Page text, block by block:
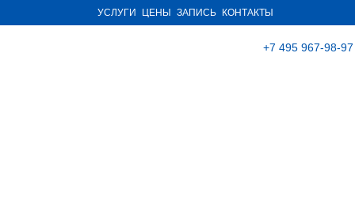
УСЛУГИ ЦЕНЫ ЗАПИСЬ КОНТАКТЫ
+7 495 967-98-97